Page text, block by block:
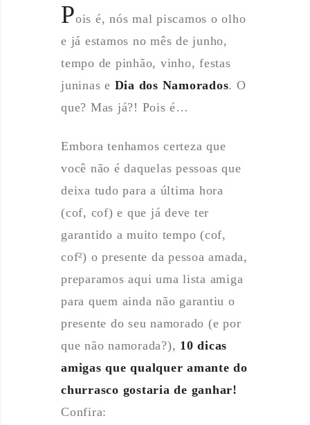
Pois é, nós mal piscamos o olho
e já estamos no mês de junho,
tempo de pinhão, vinho, festas
juninas e Dia dos Namorados. O
que? Mas já?! Pois é…
Embora tenhamos certeza que
você não é daquelas pessoas que
deixa tudo para a última hora
(cof, cof) e que já deve ter
garantido a muito tempo (cof,
cof²) o presente da pessoa amada,
preparamos aqui uma lista amiga
para quem ainda não garantiu o
presente do seu namorado (e por
que não namorada?), 10 dicas
amigas que qualquer amante do
churrasco gostaria de ganhar!
Confira: